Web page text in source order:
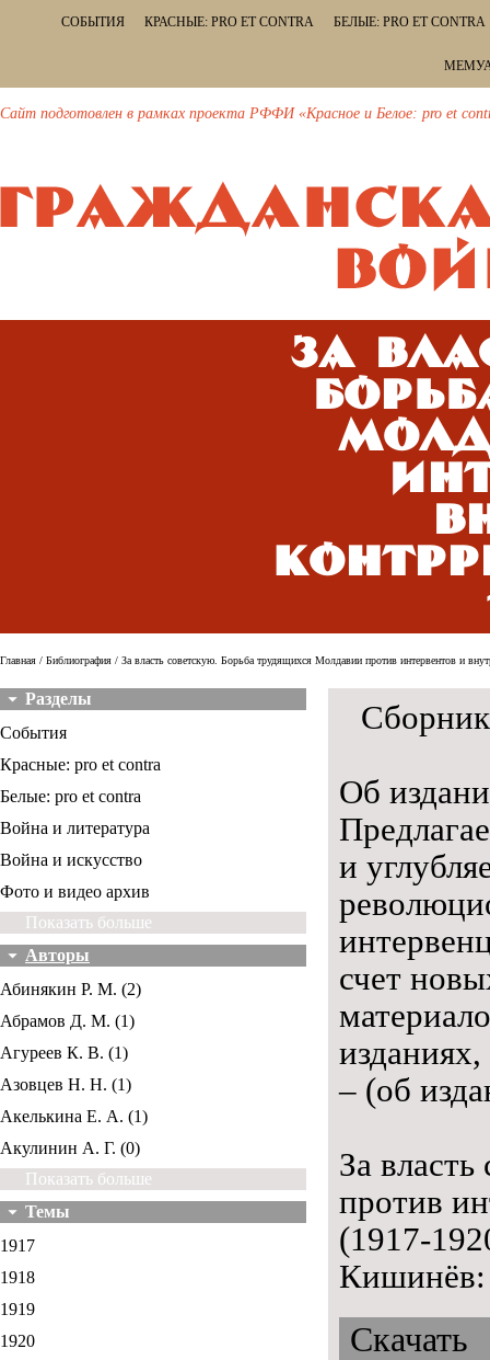
СОБЫТИЯ КРАСНЫЕ: PRO ET CONTRA БЕЛЫЕ: PRO ET CONTRA
Сайт подготовлен в рамках проекта РФФИ «Красное и Белое: pro et
За
Главная / Библиография / За власть советскую. Борьба трудящихся Молдавии против интервентов и
Разделы
События
Красные: pro et contra
Белые: pro et contra
Война и литература
Война и искусство
Фото и видео архив
Показать больше
Авторы
Абинякин Р. М. (2)
Абрамов Д. М. (1)
Агуреев К. В. (1)
Азовцев Н. Н. (1)
Акелькина Е. А. (1)
Акулинин А. Г. (0)
Показать больше
Темы
1917
1918
1919
1920
Об
и
счет
– (об
За
против
(1917-
Скачать